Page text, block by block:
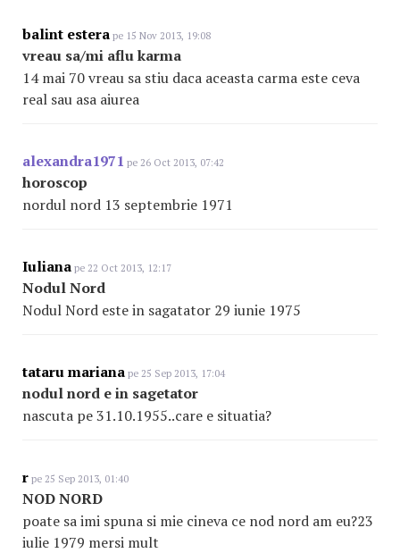
balint estera pe 15 Nov 2013, 19:08
vreau sa/mi aflu karma
14 mai 70 vreau sa stiu daca aceasta carma este ceva
real sau asa aiurea
alexandra1971 pe 26 Oct 2013, 07:42
horoscop
nordul nord 13 septembrie 1971
Iuliana pe 22 Oct 2013, 12:17
Nodul Nord
Nodul Nord este in sagatator 29 iunie 1975
tataru mariana pe 25 Sep 2013, 17:04
nodul nord e in sagetator
nascuta pe 31.10.1955..care e situatia?
r pe 25 Sep 2013, 01:40
NOD NORD
poate sa imi spuna si mie cineva ce nod nord am eu?23
iulie 1979 mersi mult